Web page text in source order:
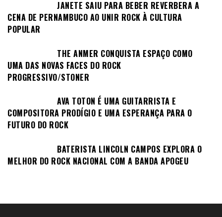
JANETE SAIU PARA BEBER REVERBERA A
CENA DE PERNAMBUCO AO UNIR ROCK À CULTURA
POPULAR
THE ANMER CONQUISTA ESPAÇO COMO
UMA DAS NOVAS FACES DO ROCK
PROGRESSIVO/STONER
AVA TOTON É UMA GUITARRISTA E
COMPOSITORA PRODÍGIO E UMA ESPERANÇA PARA O
FUTURO DO ROCK
BATERISTA LINCOLN CAMPOS EXPLORA O
MELHOR DO ROCK NACIONAL COM A BANDA APOGEU